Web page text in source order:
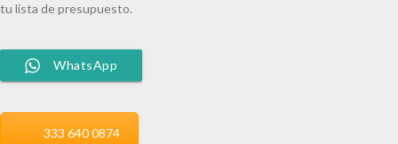
tu lista de presupuesto.
WhatsApp
333 640 0874